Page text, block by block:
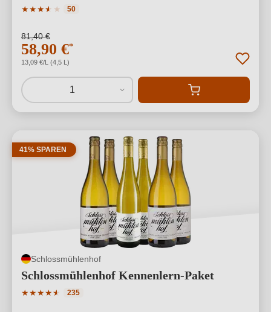
★★★★
★ ★
Durchschnittliche Bewertung von 3.74 von 5 Sternen
50
81,40 €
58,90 €*
13,09 €/L (4,5 L)
1
41% SPAREN
Schlossmühlenhof
Schlossmühlenhof Kennenlern-Paket
★★★★★
★
Durchschnittliche Bewertung von 4.79 von 5 Sternen
235